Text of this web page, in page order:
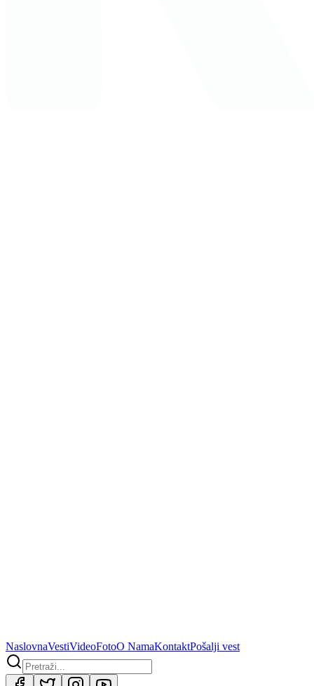
NaslovnaVestiVideoFotoO NamaKontaktPošalji vest